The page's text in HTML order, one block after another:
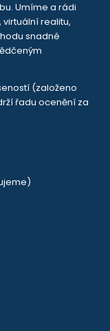
Umíme a rádi
realitu,
snadné
(založeno
řadu ocenění za